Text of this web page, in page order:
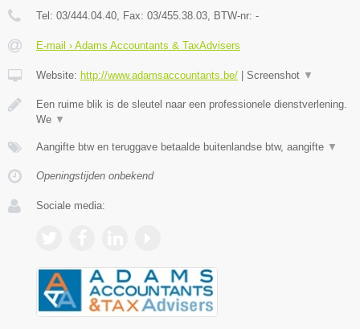
Tel: 03/444.04.40 , Fax: 03/455.38.03 , BTW-nr: -
E-mail › Adams Accountants & TaxAdvisers
Website: http://www.adamsaccountants.be/ Screenshot ▼
Een ruime blik is de sleutel naar een professionele dienstverlening.
We ▼
Aangifte btw en teruggave betaalde buitenlandse btw, aangifte ▼
Openingstijden onbekend
Sociale media: